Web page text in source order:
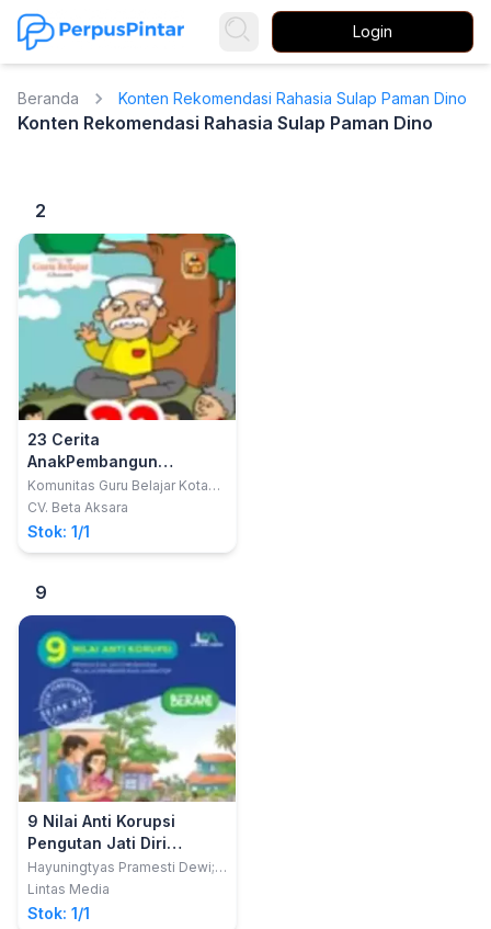
Login
Beranda Konten Rekomendasi Rahasia Sulap Paman Dino
Konten Rekomendasi Rahasia Sulap Paman Dino
2
23 Cerita
AnakPembangun
Karakter Baik
Komunitas Guru Belajar Kota
Batu
CV. Beta Aksara
Stok: 1/1
9
9 Nilai Anti Korupsi
Pengutan Jati Diri
Bangsa Melalui
Pembangunan Karakter
Jilid 5: Berani
Hayuningtyas Pramesti Dewi;
Arendra Kalolka Iswara; Nindita
Lintas Media
Stok: 1/1